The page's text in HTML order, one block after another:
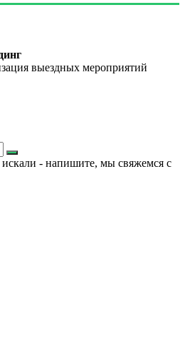
выездных мероприятий
- напишите, мы свяжемся с